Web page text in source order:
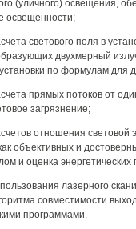
(уличного) освещения,
освещенности;
светового поля в
двухмерный
по формулам для
прямых потоков от
загрязнение;
отношения световой
объективных и
и оценка энергетических
лазерного
совместимости
программами.